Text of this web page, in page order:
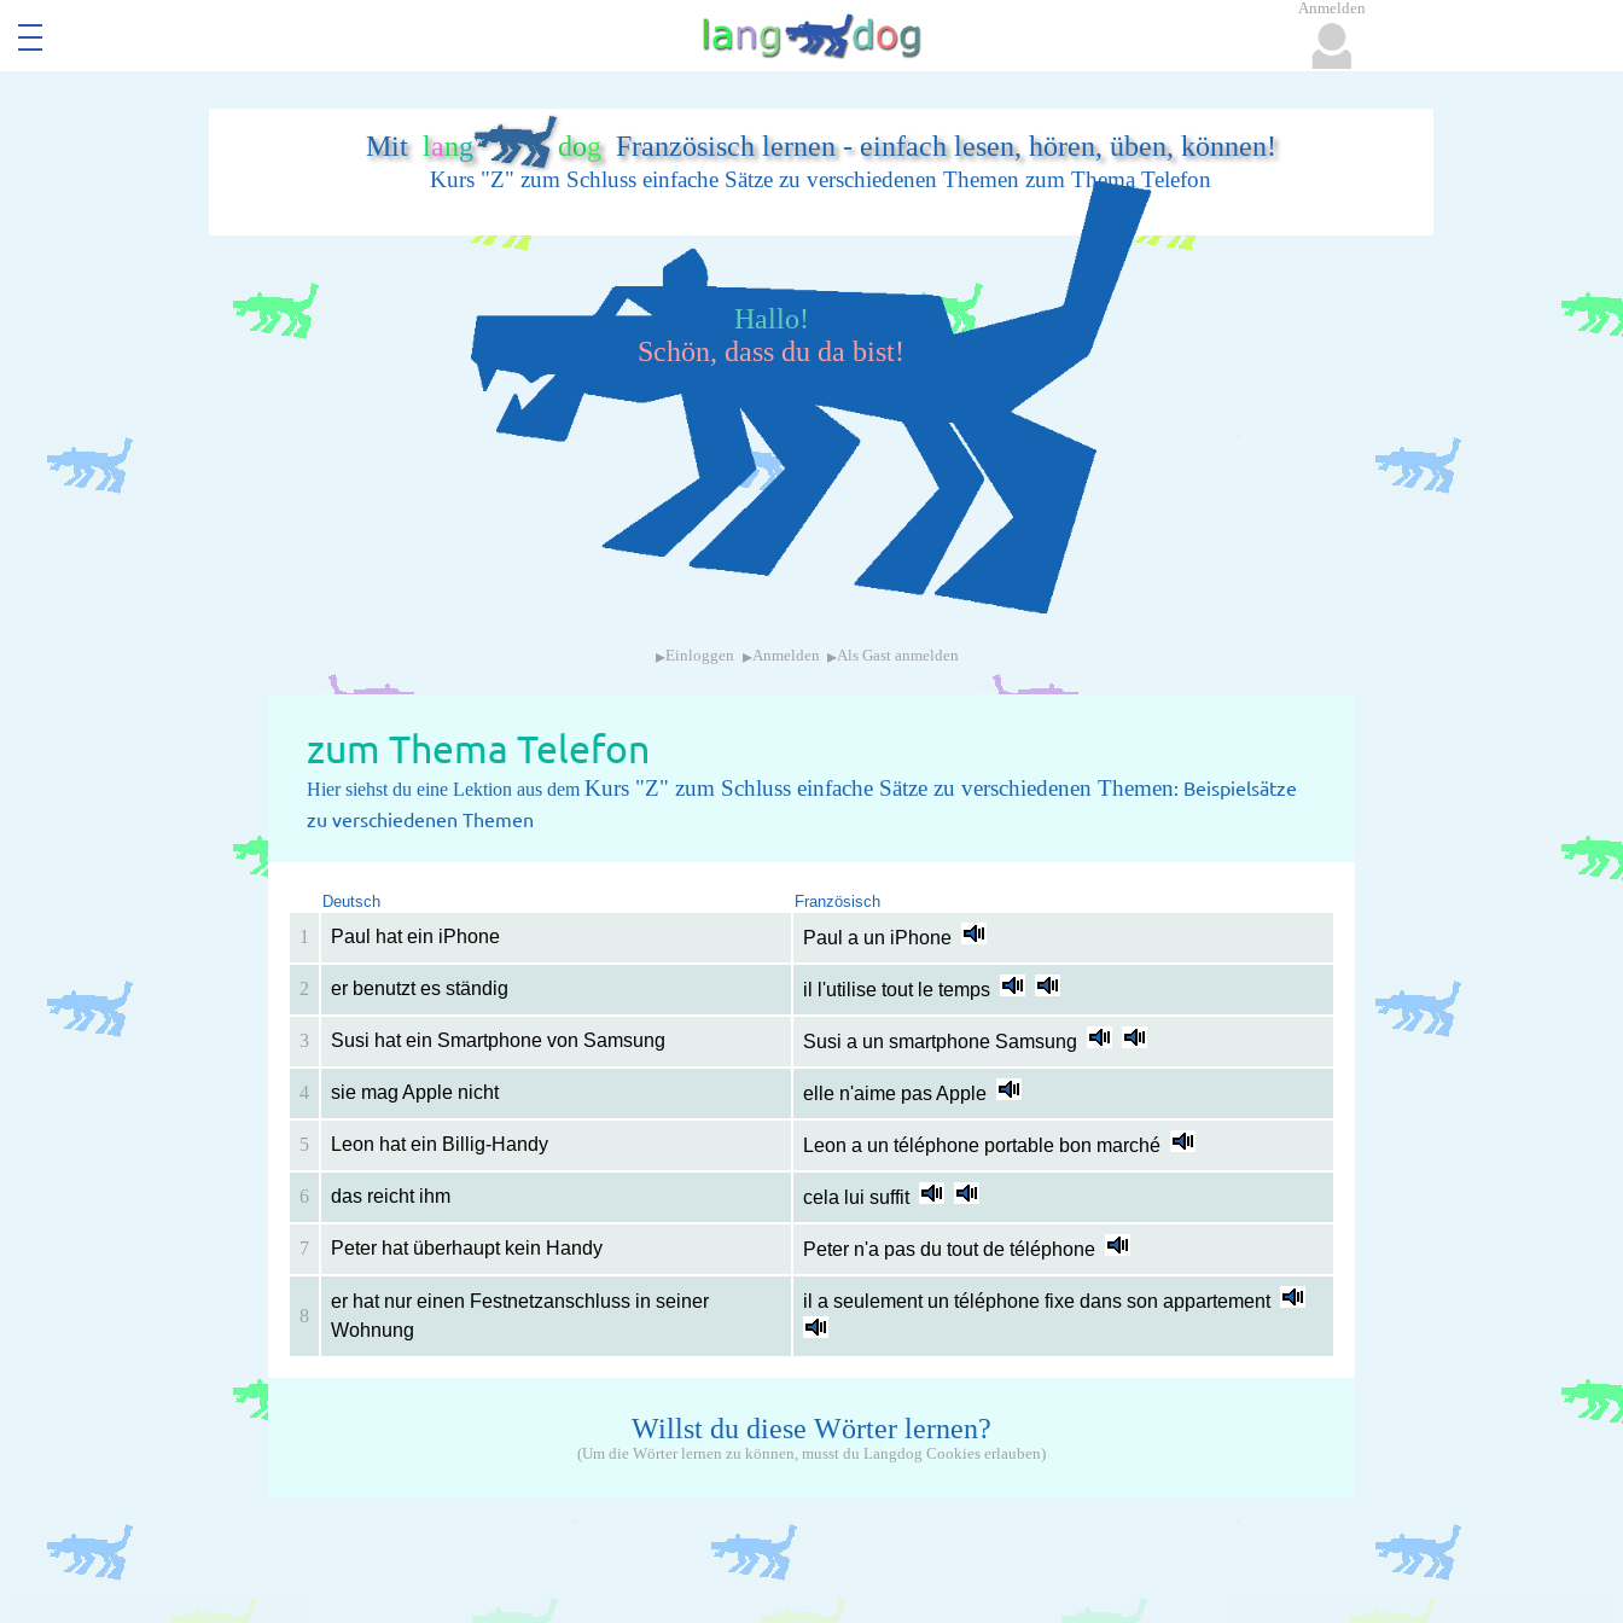
Mit lang dogFranzösisch lernen - einfach lesen, hören, üben, können!
Kurs "Z" zum Schluss einfache Sätze zu verschiedenen Themen zum Thema Telefon
Hallo!
Schön, dass du da bist!
▸ Einloggen ▸Anmelden ▸Als Gast anmelden
zum Thema Telefon
Hier siehst du eine Lektion aus dem Kurs "Z" zum Schluss einfache Sätze zu verschiedenen Themen: Beispielsätze
zu verschiedenen Themen
Deutsch Französisch
1 Paul hat ein iPhone Paul a un iPhone
2 er benutzt es ständig il l'utilise tout le temps
3 Susi hat ein Smartphone von Samsung Susi a un smartphone Samsung
4 sie mag Apple nicht elle n'aime pas Apple
5 Leon hat ein Billig-Handy Leon a un téléphone portable bon marché
6 das reicht ihm cela lui suffit
7 Peter hat überhaupt kein Handy Peter n'a pas du tout de téléphone
8
er hat nur einen Festnetzanschluss in seiner
Wohnung
il a seulement un téléphone fixe dans son appartement
Willst du diese Wörter lernen?
(Um die Wörter lernen zu können, musst du Langdog Cookies erlauben)
Anmelden